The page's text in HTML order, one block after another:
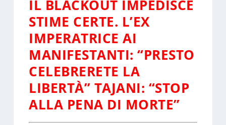
IL BLACKOUT IMPEDISCE
STIME CERTE. L’EX
IMPERATRICE AI
MANIFESTANTI: “PRESTO
CELEBRERETE LA
LIBERTÀ” TAJANI: “STOP
ALLA PENA DI MORTE”